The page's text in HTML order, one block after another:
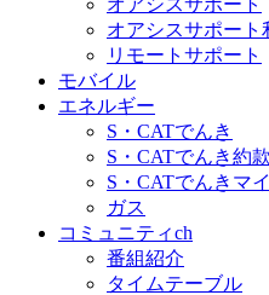
オアシスサポート
リモートサポート
モバイル
エネルギー
S・CATでんき
S・CATでんき約款
S・CATでんきマ
ガス
コミュニティch
番組紹介
タイムテーブル